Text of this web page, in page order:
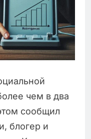
чем в два
сообщил
блогер и